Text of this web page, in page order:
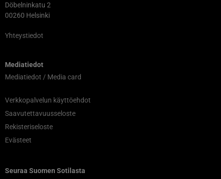
Döbelninkatu 2
00260 Helsinki
Yhteystiedot
Mediatiedot
Mediatiedot / Media card
Verkkopalvelun käyttöehdot
Saavutettavuusseloste
Rekisteriseloste
Evästeet
Seuraa Suomen Sotilasta